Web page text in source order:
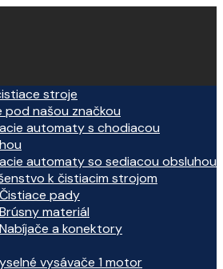
stroje
pod našou značkou
automaty s chodiacou
automaty so sediacou obsluhou
k čistiacim strojom
Čistiace pady
Brúsny materiál
Nabíjače a konektory
vysávače 1 motor